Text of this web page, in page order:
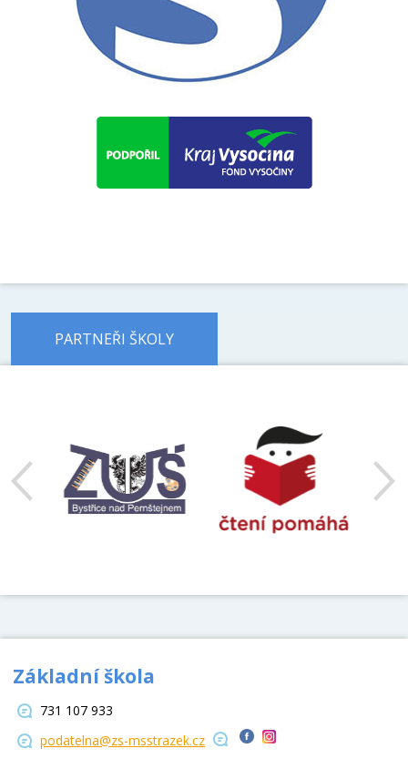
PARTNEŘI ŠKOLY
Základní škola
731 107 933
podatelna@zs-msstrazek.cz